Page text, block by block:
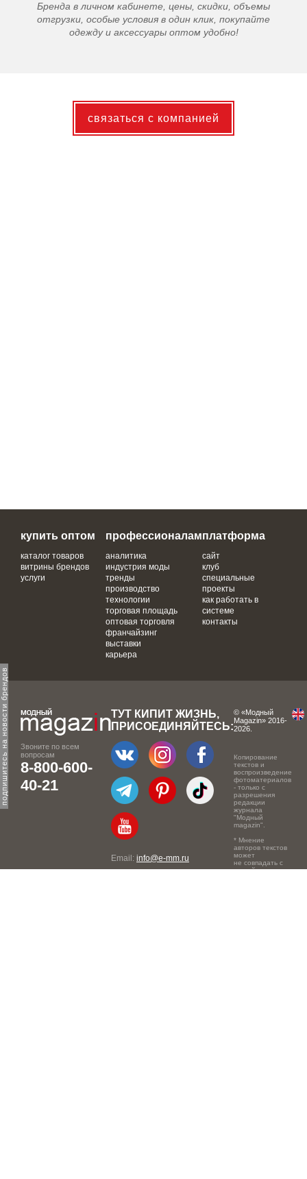
подпишитесь на новости брендов
Бренда в личном кабинете, цены, скидки, объемы
отгрузки, особые условия в один клик, покупайте
одежду и аксессуары оптом удобно!
связаться с компанией
купить оптом
каталог товаров
витрины брендов
услуги
профессионалам
аналитика
индустрия моды
тренды
производство
технологии
торговая площадь
оптовая торговля
франчайзинг
выставки
карьера
платформа
сайт
клуб
специальные
проекты
как работать в
системе
контакты
Звоните по всем
вопросам
8-800-600-
40-21
ТУТ КИПИТ ЖИЗНЬ,
ПРИСОЕДИНЯЙТЕСЬ:
Email: info@e-mm.ru
© «Модный
Magazin» 2016-
2026.
Копирование
текстов и
воспроизведение
фотоматериалов
- только с
разрешения
редакции
журнала
"Модный
magazin".
* Мнение
авторов текстов
может
не совпадать с
точкой зрения